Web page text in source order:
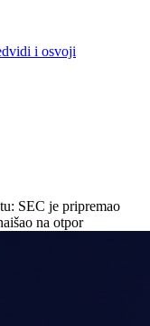
i osvoji
SEC je pripremao
na otpor